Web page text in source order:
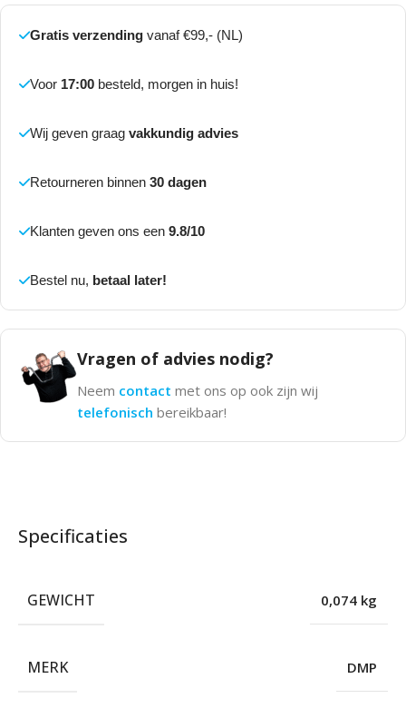
Gratis verzending vanaf €99,- (NL)
Voor 17:00 besteld, morgen in huis!
Wij geven graag vakkundig advies
Retourneren binnen 30 dagen
Klanten geven ons een 9.8/10
Bestel nu, betaal later!
Vragen of advies nodig?
Neem contact met ons op ook zijn wij
telefonisch bereikbaar!
Specificaties
GEWICHT 0,074 kg
MERK DMP